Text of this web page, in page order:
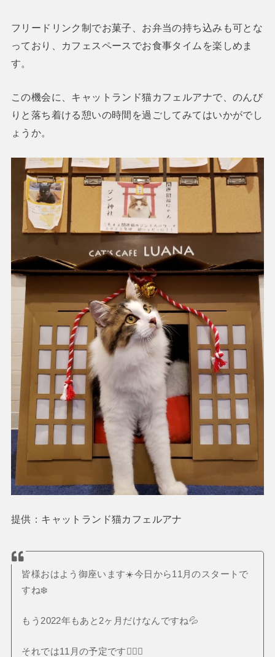
フリードリンク制でお菓子、お弁当の持ち込みも可とな
っており、カフェスペースでお食事タイムを楽しめま
す。
この機会に、キャットランド猫カフェルアナで、のんび
りと落ち着ける憩いの時間を過ごしてみてはいかがでし
ょうか。
提供：キャットランド猫カフェルアナ
皆様おはよう御座います☀️今日から11月のスタートで
すね❄️
もう2022年もあと2ヶ月だけなんですね💦
それでは11月の予定です💁🏻‍♂️